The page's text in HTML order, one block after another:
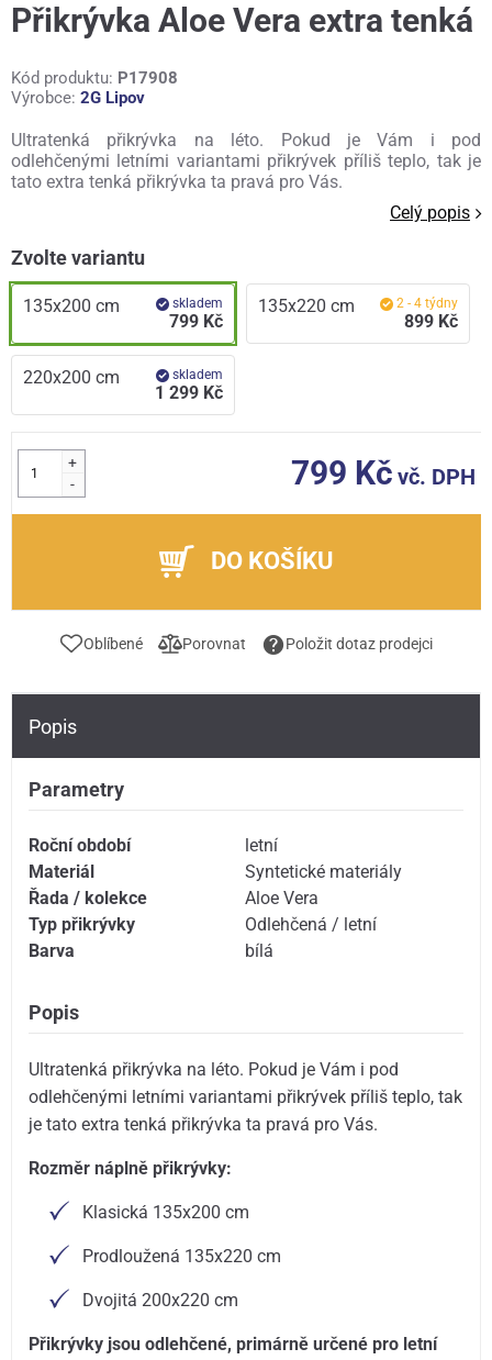
Přikrývka Aloe Vera extra tenká
Kód produktu: P17908
Výrobce: 2G Lipov
Ultratenká přikrývka na léto. Pokud je Vám i pod
odlehčenými letními variantami přikrývek příliš teplo, tak je
tato extra tenká přikrývka ta pravá pro Vás.
Celý popis
Zvolte variantu
135x200 cm skladem
799 Kč
135x220 cm 2 - 4 týdny
899 Kč
220x200 cm skladem
1 299 Kč
+
-
799 Kč vč. DPH
DO KOŠÍKU
Oblíbené Porovnat Položit dotaz prodejci
Popis
Parametry
Roční období
letní
Materiál
Syntetické materiály
Řada / kolekce
Aloe Vera
Typ přikrývky
Odlehčená / letní
Barva
bílá
Popis
Ultratenká přikrývka na léto. Pokud je Vám i pod
odlehčenými letními variantami přikrývek příliš teplo, tak
je tato extra tenká přikrývka ta pravá pro Vás.
Rozměr náplně přikrývky:
Klasická 135x200 cm
Prodloužená 135x220 cm
Dvojitá 200x220 cm
Přikrývky jsou odlehčené, primárně určené pro letní